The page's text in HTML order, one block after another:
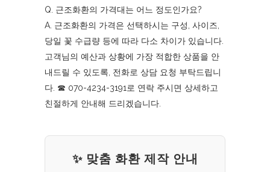
Q. 근조화환의 가격대는 어느 정도인가요?
A. 근조화환의 가격은 선택하시는 구성, 사이즈,
당일 꽃 수급량 등에 따라 다소 차이가 있습니다.
고객님의 예산과 상황에 가장 적합한 상품을 안
내드릴 수 있도록, 전화로 상담 요청 부탁드립니
다. ☎︎ 070-4234-3191로 연락 주시면 상세하고
친절하게 안내해 드리겠습니다.
✨ 맞춤 화환 제작 안내